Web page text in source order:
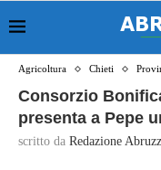
Agricoltura Chieti
Consorzio
presenta a Pepe
scritto da Redazione